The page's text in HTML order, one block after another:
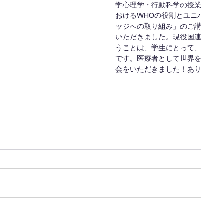
学心理学・行動科学の授
おけるWHOの役割とユニ
ッジへの取り組み」のご
いただきました。現役国
うことは、学生にとって
です。医療者として世界
会をいただきました！あ